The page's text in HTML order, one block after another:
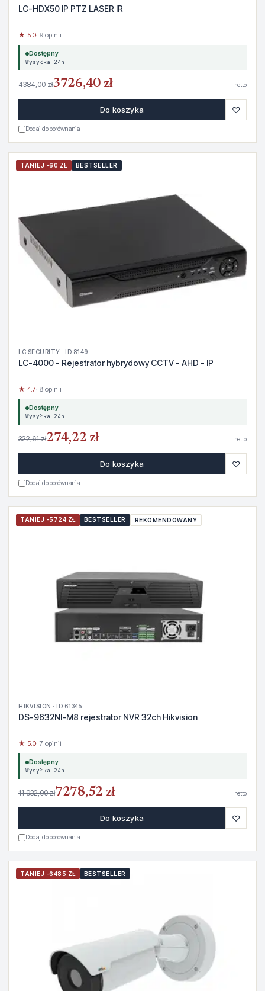
LC-HDX50 IP PTZ LASER IR
★ 5.0· 9 opinii
Dostępny
Wysyłka 24h
4384,00 zł3726,40 zł netto
Do koszyka ♡
Dodaj do porównania
TANIEJ -60 ZŁ BESTSELLER
LC SECURITY · ID 8149
LC-4000 - Rejestrator hybrydowy CCTV - AHD - IP
★ 4.7· 8 opinii
Dostępny
Wysyłka 24h
322,61 zł274,22 zł netto
Do koszyka ♡
Dodaj do porównania
TANIEJ -5724 ZŁ BESTSELLER REKOMENDOWANY
HIKVISION · ID 61345
DS-9632NI-M8 rejestrator NVR 32ch Hikvision
★ 5.0· 7 opinii
Dostępny
Wysyłka 24h
11 932,00 zł7278,52 zł netto
Do koszyka ♡
Dodaj do porównania
TANIEJ -6485 ZŁ BESTSELLER